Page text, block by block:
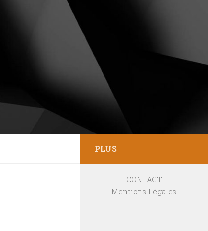
PLUS
CONTACT
Mentions Légales